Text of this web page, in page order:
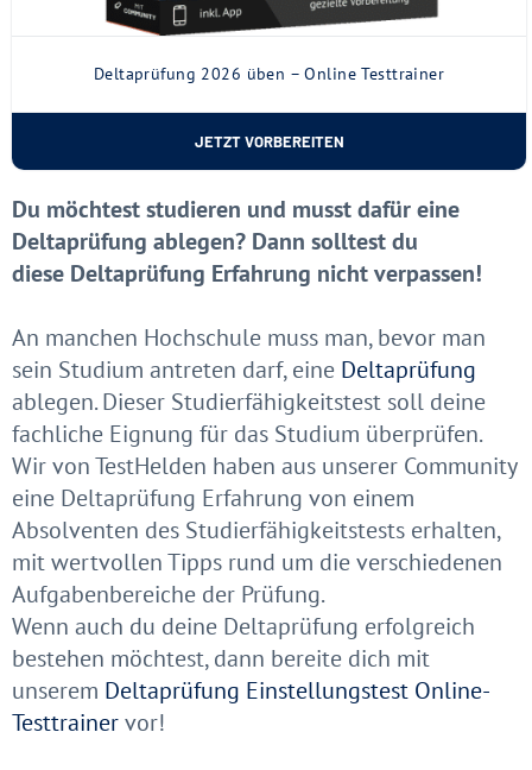
Deltaprüfung 2026 üben – Online Testtrainer
JETZT VORBEREITEN
Du möchtest studieren und musst dafür eine
Deltaprüfung ablegen? Dann solltest du
diese Deltaprüfung Erfahrung nicht verpassen!
An manchen Hochschule muss man, bevor man
sein Studium antreten darf, eine Deltaprüfung
ablegen. Dieser Studierfähigkeitstest soll deine
fachliche Eignung für das Studium überprüfen.
Wir von TestHelden haben aus unserer Community
eine Deltaprüfung Erfahrung von einem
Absolventen des Studierfähigkeitstests erhalten,
mit wertvollen Tipps rund um die verschiedenen
Aufgabenbereiche der Prüfung.
Wenn auch du deine Deltaprüfung erfolgreich
bestehen möchtest, dann bereite dich mit
unserem Deltaprüfung Einstellungstest Online-
Testtrainervor!